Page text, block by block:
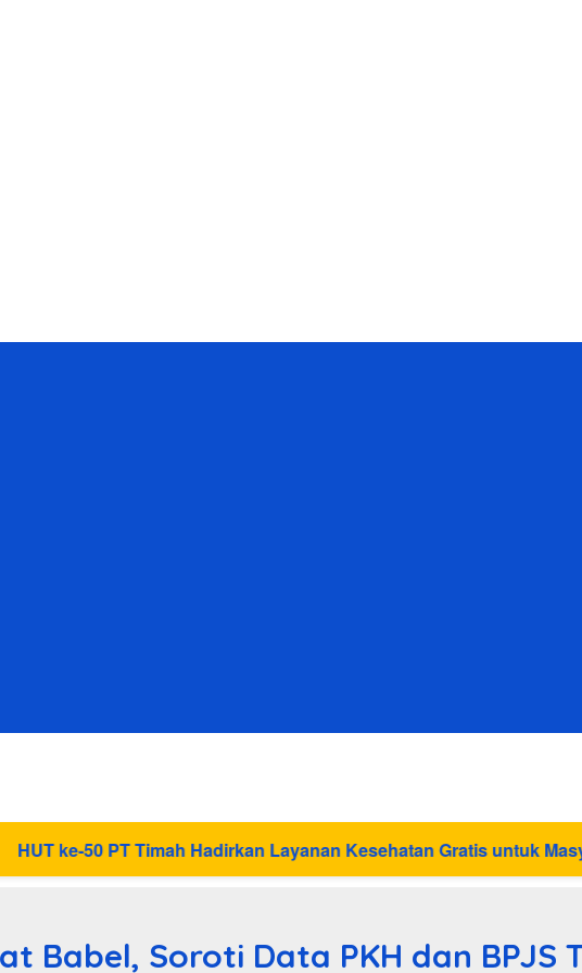
Layanan Kesehatan Gratis untuk Masyarakat Jakarta
Babel, Soroti Data PKH dan BPJS